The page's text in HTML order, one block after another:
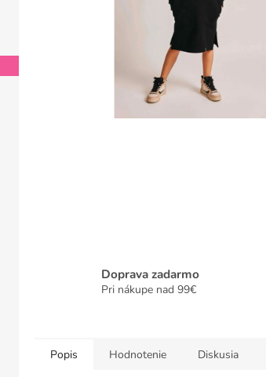
Doprava zadarmo
Pri nákupe nad 99€
Popis Hodnotenie Diskusia